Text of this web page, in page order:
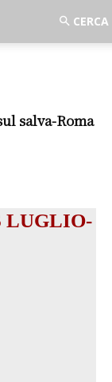
salva-Roma
LUGLIO-